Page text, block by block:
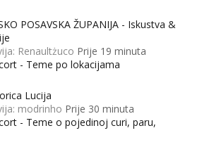
POSAVSKA ŽUPANIJA - Iskustva &
Renaultżuco Prije 19 minuta
- Teme po lokacijama
Lucija
modrinho Prije 30 minuta
- Teme o pojedinoj curi, paru,